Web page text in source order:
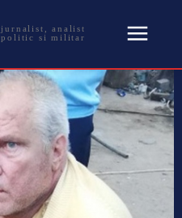
jurnalist, analist
politic si militar